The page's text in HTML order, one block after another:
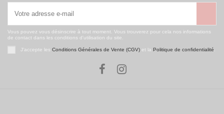
Vous pouvez vous désinscrire à tout moment. Vous trouverez pour cela nos informations
de contact dans les conditions d'utilisation du site.
J'accepte les Conditions Générales de Vente (CGV)et la Politique de confidentialité